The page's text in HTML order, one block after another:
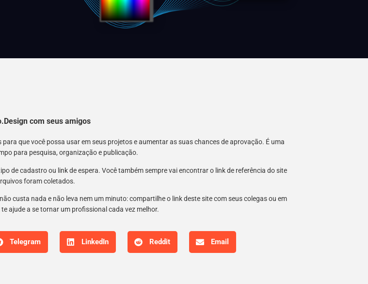
com seus amigos
que você possa usar em seus projetos e aumentar as suas chances de aprovação. É uma
para pesquisa, organização e publicação.
de cadastro ou link de espera. Você também sempre vai encontrar o link de referência do site
foram coletados.
custa nada e não leva nem um minuto: compartilhe o link deste site com seus colegas ou em
ajude a se tornar um profissional cada vez melhor.
Telegram LinkedIn Reddit Email